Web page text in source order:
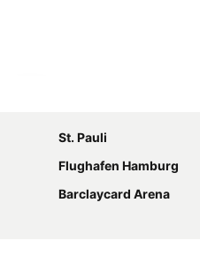
St. Pauli
Flughafen Hamburg
Barclaycard Arena